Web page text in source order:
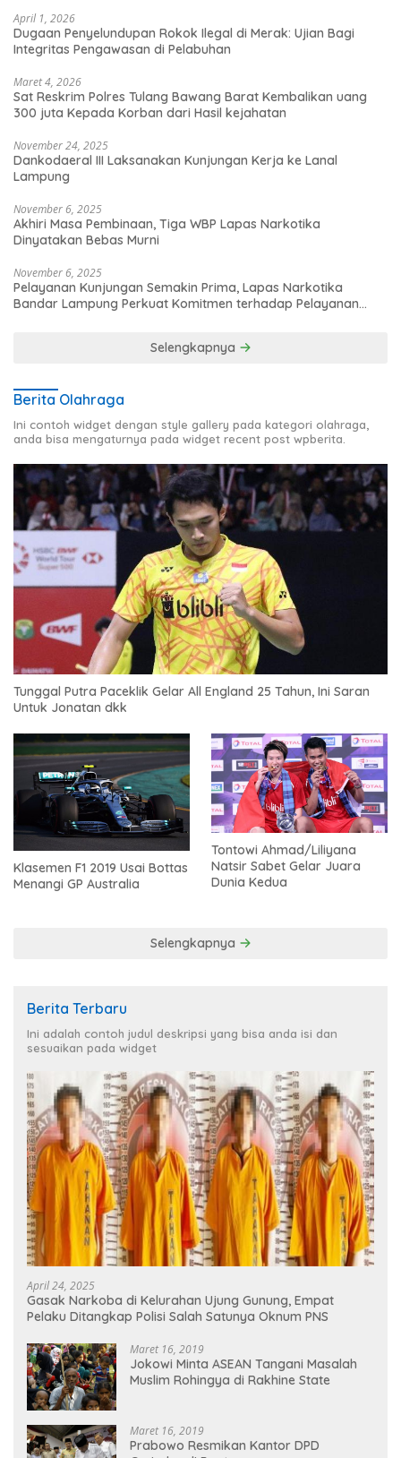
April 1, 2026
Dugaan Penyelundupan Rokok Ilegal di Merak: Ujian Bagi
Integritas Pengawasan di Pelabuhan
Maret 4, 2026
Sat Reskrim Polres Tulang Bawang Barat Kembalikan uang
300 juta Kepada Korban dari Hasil kejahatan
November 24, 2025
Dankodaeral III Laksanakan Kunjungan Kerja ke Lanal
Lampung
November 6, 2025
Akhiri Masa Pembinaan, Tiga WBP Lapas Narkotika
Dinyatakan Bebas Murni
November 6, 2025
Pelayanan Kunjungan Semakin Prima, Lapas Narkotika
Bandar Lampung Perkuat Komitmen terhadap Pelayanan
Selengkapnya
Berita Olahraga
Ini contoh widget dengan style gallery pada kategori olahraga,
anda bisa mengaturnya pada widget recent post wpberita.
Tunggal Putra Paceklik Gelar All England 25 Tahun, Ini Saran
Untuk Jonatan dkk
Klasemen F1 2019 Usai Bottas
Menangi GP Australia
Tontowi Ahmad/Liliyana
Natsir Sabet Gelar Juara
Dunia Kedua
Selengkapnya
Berita Terbaru
Ini adalah contoh judul deskripsi yang bisa anda isi dan
sesuaikan pada widget
April 24, 2025
Gasak Narkoba di Kelurahan Ujung Gunung, Empat
Pelaku Ditangkap Polisi Salah Satunya Oknum PNS
Maret 16, 2019
Jokowi Minta ASEAN Tangani Masalah
Muslim Rohingya di Rakhine State
Maret 16, 2019
Prabowo Resmikan Kantor DPD